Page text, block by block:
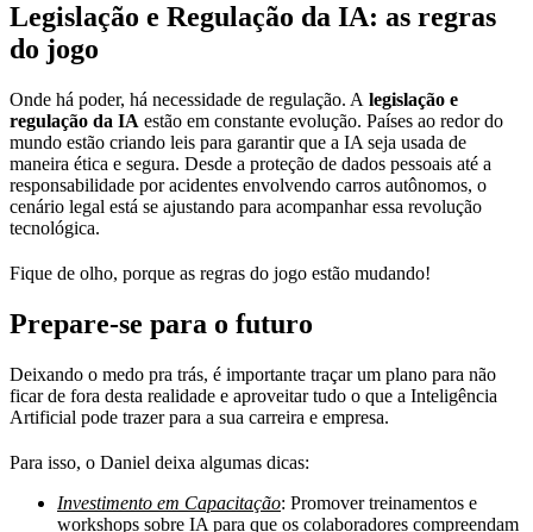
Legislação e Regulação da IA: as regras
do jogo
Onde há poder, há necessidade de regulação. A legislação e
regulação da IA estão em constante evolução. Países ao redor do
mundo estão criando leis para garantir que a IA seja usada de
maneira ética e segura. Desde a proteção de dados pessoais até a
responsabilidade por acidentes envolvendo carros autônomos, o
cenário legal está se ajustando para acompanhar essa revolução
tecnológica.
Fique de olho, porque as regras do jogo estão mudando!
Prepare-se para o futuro
Deixando o medo pra trás, é importante traçar um plano para não
ficar de fora desta realidade e aproveitar tudo o que a Inteligência
Artificial pode trazer para a sua carreira e empresa.
Para isso, o Daniel deixa algumas dicas:
Investimento em Capacitação: Promover treinamentos e
workshops sobre IA para que os colaboradores compreendam